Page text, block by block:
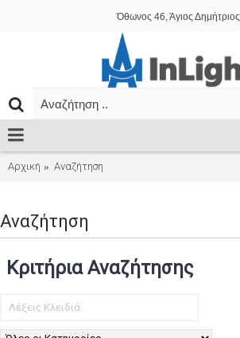
Όθωνος 46, Άγιος Δημήτριος
Αρχική Αναζήτηση
Αναζήτηση
Κριτήρια Αναζήτησης